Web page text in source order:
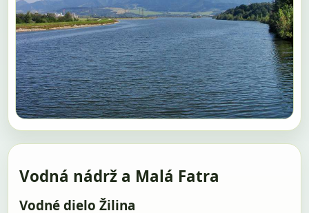
Vodná nádrž a Malá Fatra
Vodné dielo Žilina